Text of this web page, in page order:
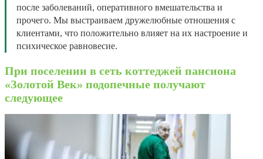
после заболеваний, оперативного вмешательства и
прочего. Мы выстраиваем дружелюбные отношения с
клиентами, что положительно влияет на их настроение и
психическое равновесие.
При поселении в сеть коттеджей пансиона
«Золотой Век» подопечные получают
следующее